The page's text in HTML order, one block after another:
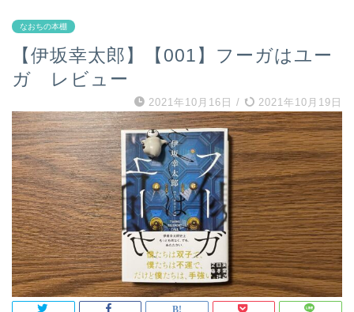
なおちの本棚
【伊坂幸太郎】【001】フーガはユー
ガ レビュー
2021年10月16日 / 2021年10月19日